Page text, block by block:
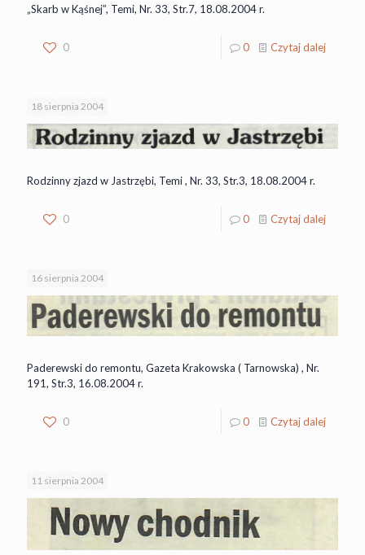
„Skarb w Kąśnej”, Temi, Nr. 33, Str.7, 18.08.2004 r.
0 0 Czytaj dalej
18 sierpnia 2004
Rodzinny zjazd w Jastrzębi, Temi , Nr. 33, Str.3, 18.08.2004 r.
0 0 Czytaj dalej
16 sierpnia 2004
Paderewski do remontu, Gazeta Krakowska ( Tarnowska) , Nr.
191, Str.3, 16.08.2004 r.
0 0 Czytaj dalej
11 sierpnia 2004